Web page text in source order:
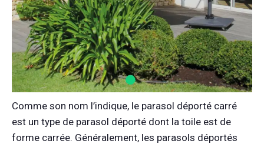
Comme son nom l’indique, le parasol déporté carré
est un type de parasol déporté dont la toile est de
forme carrée. Généralement, les parasols déportés